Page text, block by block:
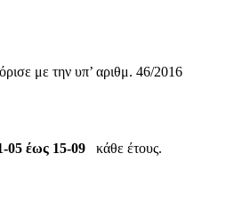
με την υπ’ αριθμ. 46/2016
05 έως 15-09 κάθε έτους.